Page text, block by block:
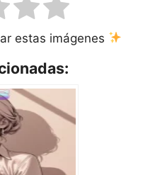
estas imágenes